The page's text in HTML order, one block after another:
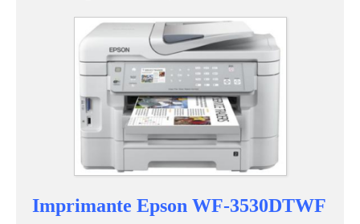
Imprimante Epson WF-3530DTWF